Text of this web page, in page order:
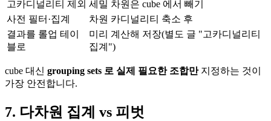
고카디널리티 제외 세밀 차원은 cube 에서 빼기
사전 필터·집계
차원 카디널리티 축소 후
결과를 롤업 테이
블로
미리 계산해 저장(별도 글 "고카디널리티
집계")
cube 대신 grouping sets 로 실제 필요한 조합만지정하는 것이
가장 안전합니다.
7. 다차원 집계 vs 피벗